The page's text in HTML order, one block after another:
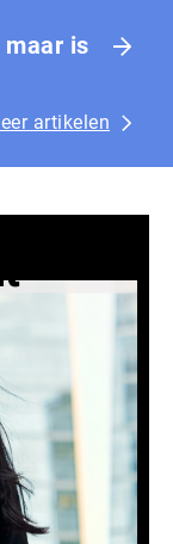
is
artikelen